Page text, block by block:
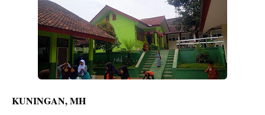
KUNINGAN, MH